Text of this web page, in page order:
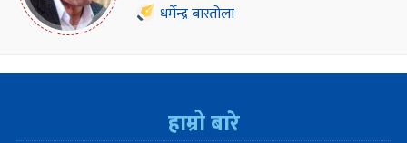
धर्मेन्द्र बास्तोला
हाम्रो बारे